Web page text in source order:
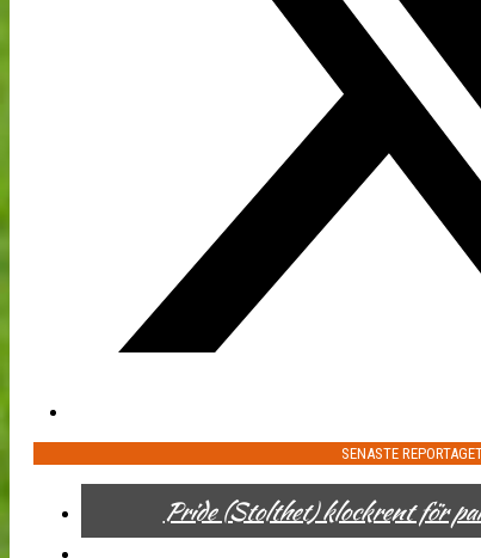
SENASTE
Pride (Stolthet) klockrent för